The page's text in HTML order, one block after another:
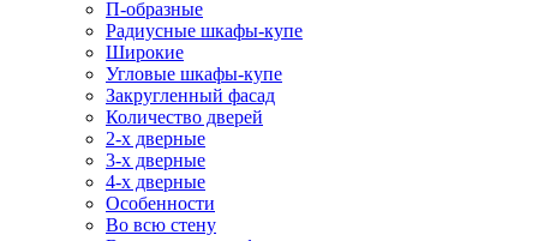
П-образные
Радиусные шкафы-купе
Широкие
Угловые шкафы-купе
Закругленный фасад
Количество дверей
2-х дверные
3-х дверные
4-х дверные
Особенности
Во всю стену